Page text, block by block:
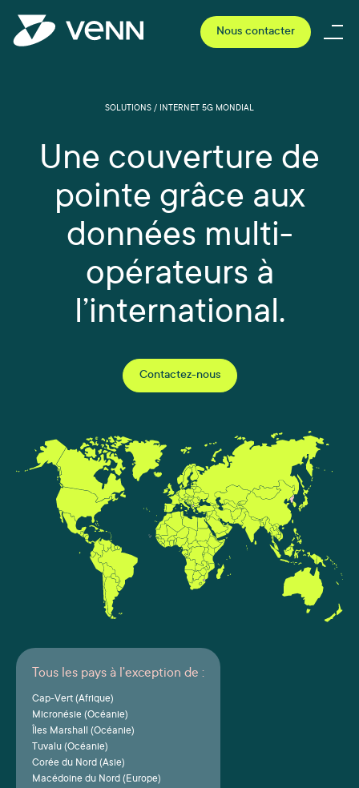
Nous contacter
SOLUTIONS / INTERNET 5G MONDIAL
Une couverture de
pointe grâce aux
données multi-
opérateurs à
l’international.
Contactez-nous
Tous les pays à l'exception de :
Cap-Vert (Afrique)
Micronésie (Océanie)
Îles Marshall (Océanie)
Tuvalu (Océanie)
Corée du Nord (Asie)
Macédoine du Nord (Europe)